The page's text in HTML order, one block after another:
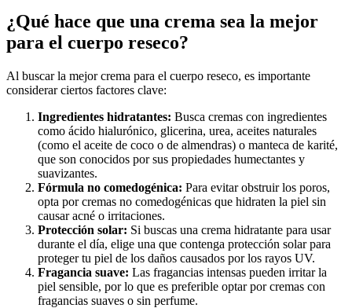
¿Qué hace que una crema sea la mejor
para el cuerpo reseco?
Al buscar la mejor crema para el cuerpo reseco, es importante
considerar ciertos factores clave:
Ingredientes hidratantes: Busca cremas con ingredientes
como ácido hialurónico, glicerina, urea, aceites naturales
(como el aceite de coco o de almendras) o manteca de karité,
que son conocidos por sus propiedades humectantes y
suavizantes.
Fórmula no comedogénica: Para evitar obstruir los poros,
opta por cremas no comedogénicas que hidraten la piel sin
causar acné o irritaciones.
Protección solar: Si buscas una crema hidratante para usar
durante el día, elige una que contenga protección solar para
proteger tu piel de los daños causados por los rayos UV.
Fragancia suave: Las fragancias intensas pueden irritar la
piel sensible, por lo que es preferible optar por cremas con
fragancias suaves o sin perfume.